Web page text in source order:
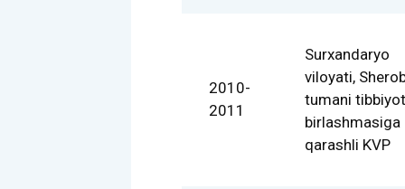
2010-
2011
Surxandaryo
viloyati,
tumani tibbiyot
birlashmasiga
qarashli KVP